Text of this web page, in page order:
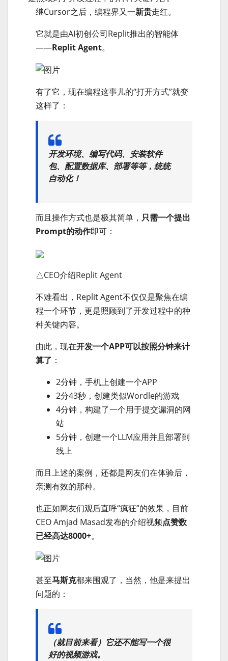
继Cursor之后，编程界又一新贵走红。
它就是由AI初创公司Replit推出的智能体
——Replit Agent。
有了它，现在编程这事儿的“打开方式”就变
这样了：
开发环境、编写代码、安装软件
包、配置数据库、部署等等， 统统
自动化！
而且操作方式也是极其简单， 只需一个提出
Prompt的动作即可：
△CEO介绍Replit Agent
不难看出，Replit Agent不仅仅是聚焦在编
程一个环节，更是照顾到了开发过程中的种
种关键内容。
由此，现在开发一个APP可以按照分钟来计
算了 ：
2分钟，手机上创建一个APP
2分43秒，创建类似Wordle的游戏
4分钟，构建了一个用于提交漏洞的网
站
5分钟，创建一个LLM应用并且部署到
线上
而且上述的案例，还都是网友们在体验后，
亲测有效的那种。
也正如网友们观后直呼“疯狂”的效果，目前
CEO Amjad Masad发布的介绍视频点赞数
已经高达8000+。
甚至马斯克都来围观了，当然，他是来提出
问题的：
（就目前来看）它还不能写一个很
好的视频游戏。